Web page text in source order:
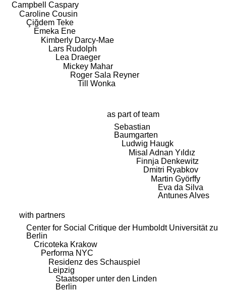
Campbell Caspary
Caroline Cousin
Çiğdem Teke
Emeka Ene
Kimberly Darcy-Mae
Lars Rudolph
Lea Draeger
Mickey Mahar
Roger Sala Reyner
Till Wonka
as part of team
Sebastian
Baumgarten
Ludwig Haugk
Misal Adnan Yıldız
Finnja Denkewitz
Dmitri Ryabkov
Martin Györffy
Eva da Silva
Antunes Alves
with partners
Center for Social Critique der Humboldt Universität zu
Berlin
Cricoteka Krakow
Performa NYC
Residenz des Schauspiel
Leipzig
Staatsoper unter den Linden
Berlin